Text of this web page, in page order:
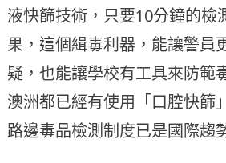
液快篩技術，只要10分鐘的檢
果，這個緝毒利器，能讓警員
疑，也能讓學校有工具來防範
澳洲都已經有使用「口腔快篩
路邊毒品檢測制度已是國際趨